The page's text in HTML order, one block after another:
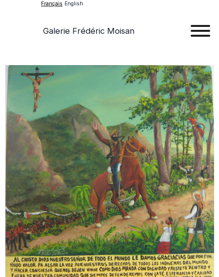
Français English
Galerie Frédéric Moisan
A